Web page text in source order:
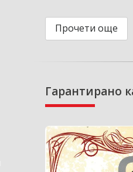
Прочети още
Гарантирано